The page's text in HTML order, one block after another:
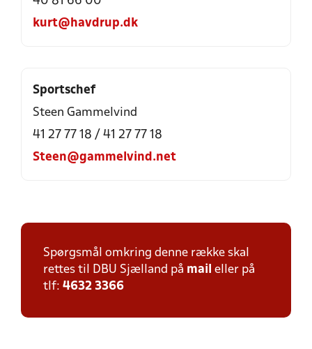
kurt@havdrup.dk
Sportschef
Steen Gammelvind
41 27 77 18 / 41 27 77 18
Steen@gammelvind.net
Spørgsmål omkring denne række skal
rettes til DBU Sjælland på mail eller på
tlf: 4632 3366